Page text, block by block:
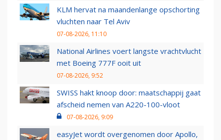
KLM hervat na maandenlange opschorting
vluchten naar Tel Aviv
07-08-2026, 11:10
National Airlines voert langste vrachtvlucht
met Boeing 777F ooit uit
07-08-2026, 9:52
SWISS hakt knoop door: maatschappij gaat
afscheid nemen van A220-100-vloot
07-08-2026, 9:09
easyJet wordt overgenomen door Apollo,